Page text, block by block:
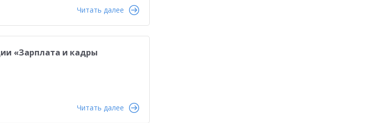
Читать далее
«Зарплата и кадры
Читать далее